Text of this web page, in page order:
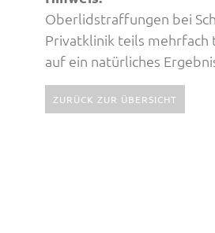
Oberlidstraffungen bei
Privatklinik teils
auf ein natürliches
ZURÜCK ZUR ÜBERSICHT